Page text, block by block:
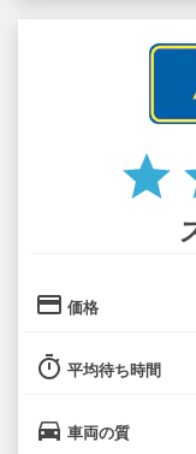
star
credit_card 価格
timer 平均待ち時間
directions_car 車両の質